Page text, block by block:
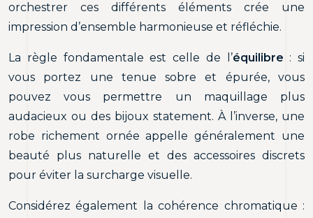
orchestrer ces différents éléments crée une
impression d’ensemble harmonieuse et réfléchie.
La règle fondamentale est celle de l’équilibre : si
vous portez une tenue sobre et épurée, vous
pouvez vous permettre un maquillage plus
audacieux ou des bijoux statement. À l’inverse, une
robe richement ornée appelle généralement une
beauté plus naturelle et des accessoires discrets
pour éviter la surcharge visuelle.
Considérez également la cohérence chromatique :